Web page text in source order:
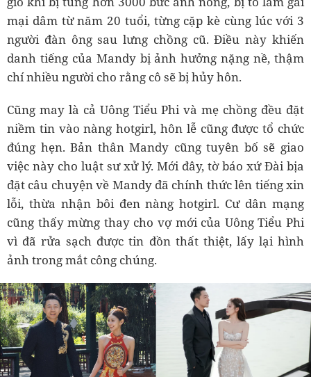
mại dâm từ năm 20 tuổi, từng cặp kè cùng lúc với 3
người đàn ông sau lưng chồng cũ. Điều này khiến
danh tiếng của Mandy bị ảnh hưởng nặng nề, thậm
chí nhiều người cho rằng cô sẽ bị hủy hôn.
Cũng may là cả Uông Tiểu Phi và mẹ chồng đều đặt
niềm tin vào nàng hotgirl, hôn lễ cũng được tổ chức
đúng hẹn. Bản thân Mandy cũng tuyên bố sẽ giao
việc này cho luật sư xử lý. Mới đây, tờ báo xứ Đài bịa
đặt câu chuyện về Mandy đã chính thức lên tiếng xin
lỗi, thừa nhận bôi đen nàng hotgirl. Cư dân mạng
cũng thấy mừng thay cho vợ mới của Uông Tiểu Phi
vì đã rửa sạch được tin đồn thất thiệt, lấy lại hình
ảnh trong mắt công chúng.